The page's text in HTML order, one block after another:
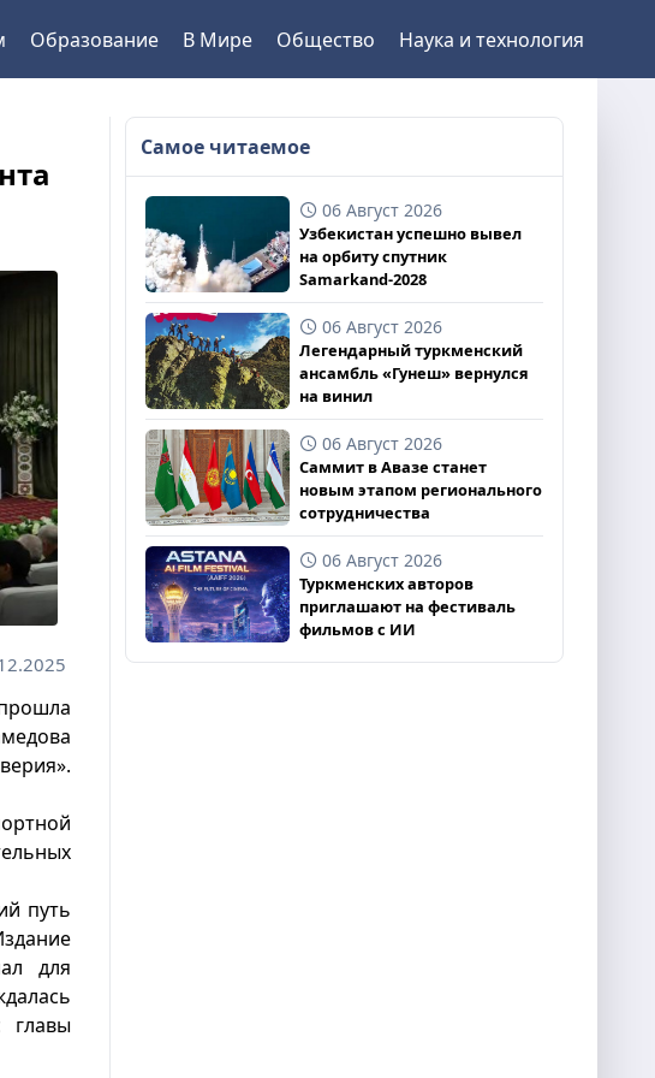
Образование В Мире Общество Наука и технология
путь
для
главы
Самое читаемое
06 Август 2026
Узбекистан успешно вывел
на орбиту спутник
Samarkand-2028
06 Август 2026
Легендарный туркменский
ансамбль «Гунеш» вернулся
на винил
06 Август 2026
Саммит в Авазе станет
новым этапом регионального
сотрудничества
06 Август 2026
Туркменских авторов
приглашают на фестиваль
фильмов с ИИ